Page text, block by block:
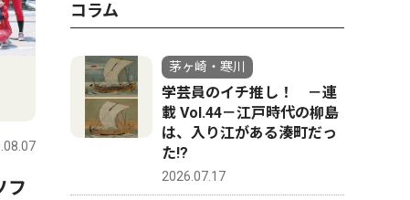
フ
社会
休業のお知らせ
コラム
茅ヶ崎・寒川
学芸員のイチ推し！ －連
載 Vol.44－江戸時代の柳島
は、入り江がある湊町だっ
た!?
2026.07.17